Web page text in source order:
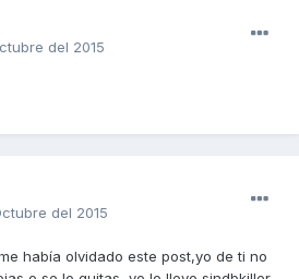
del 2015
del 2015
había olvidado este post,yo de ti no